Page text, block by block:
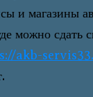
и магазины
можно сдать
akb-